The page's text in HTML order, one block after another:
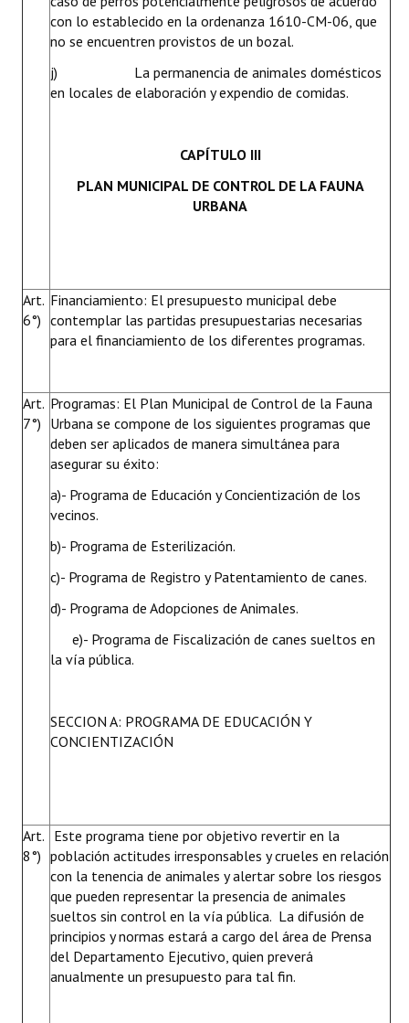
con lo establecido en la ordenanza 1610-CM-06, que
no se encuentren provistos de un bozal.
j) La permanencia de animales domésticos
en locales de elaboración y expendio de comidas.
CAPÍTULO III
PLAN MUNICIPAL DE CONTROL DE LA FAUNA
URBANA
Art.
6°)
Financiamiento: El presupuesto municipal debe
contemplar las partidas presupuestarias necesarias
para el financiamiento de los diferentes programas.
Art.
7°)
Programas: El Plan Municipal de Control de la Fauna
Urbana se compone de los siguientes programas que
deben ser aplicados de manera simultánea para
asegurar su éxito:
a)- Programa de Educación y Concientización de los
vecinos.
b)- Programa de Esterilización.
c)- Programa de Registro y Patentamiento de canes.
d)- Programa de Adopciones de Animales.
e)- Programa de Fiscalización de canes sueltos en
la vía pública.
SECCION A: PROGRAMA DE EDUCACIÓN Y
CONCIENTIZACIÓN
Art.
8°)
Este programa tiene por objetivo revertir en la
población actitudes irresponsables y crueles en relación
con la tenencia de animales y alertar sobre los riesgos
que pueden representar la presencia de animales
sueltos sin control en la vía pública. La difusión de
principios y normas estará a cargo del área de Prensa
del Departamento Ejecutivo, quien preverá
anualmente un presupuesto para tal fin.